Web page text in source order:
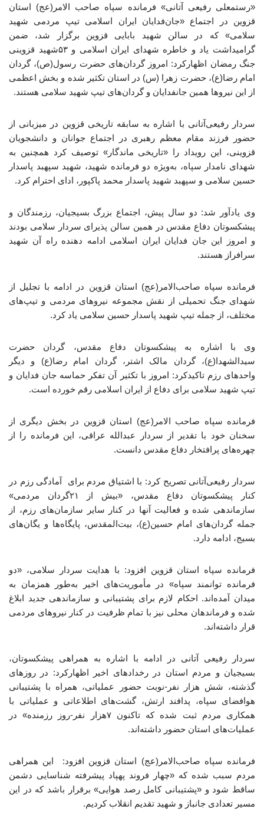
«رستمعلی رفیعی آتانی» فرمانده سپاه صاحب الامر(عج) استان
قزوین در اجتماع «جان‌فدایان ایران اسلامی تیپ مردمی شهید
سلامی» که در سالن شهید بابایی قزوین برگزار شد، ضمن
گرامیداشت یاد و خاطره شهدای ایران اسلامی و ۵۳شهید قزوینی
جنگ رمضان اظهارکرد: امروز گردان‌های حضرت رسول(ص)، گردان
امام رضا(ع)، حضرت زهرا (س) در استان تکثیر شده و بخش اعظمی
از این نیروها همین جانفدایان و گردان‌های تیپ شهید سلامی هستند.
سردار رفیعی‌آتانی با اشاره به سابقه تاریخی قزوین در میزبانی از
حضور فرزند مقام معظم رهبری در اجتماع جوانان و دانشجویان
قزوینی، این رویداد را «تاریخی ماندگار» توصیف کرد همچنین به
شهدای نامدار سپاه، به‌ویژه دو فرمانده شهید، شهید سپهبد پاسدار
حسین سلامی و سپهبد شهید پاسدار محمد پاکپور، ادای احترام کرد.
وی یادآور شد: دو سال پیش، اجتماع بزرگ بسیجیان، رزمندگان و
پیشکسوتان دفاع مقدس در همین سالن پذیرای سردار سلامی بودند
و امروز این جان فدایان ایران اسلامی ادامه دهنده راه آن شهید
سرافراز هستند.
فرمانده سپاه صاحب‌الامر(عج) استان قزوین در ادامه با تجلیل از
شهدای جنگ تحمیلی از نقش مجموعه نیروهای مردمی و تیپ‌های
مختلف، از جمله تیپ شهید پاسدار حسین سلامی یاد کرد.
وی با اشاره به پیشکسوتان دفاع مقدس، گردان حضرت
سیدالشهدا(ع)، گردان مالک اشتر، گردان امام رضا(ع) و دیگر
واحدهای رزم تاکیدکرد: امروز با تکثیر آن تفکر حماسه جان فدایان و
تیپ شهید سلامی برای دفاع از ایران اسلامی رقم خورده است.
فرمانده سپاه صاحب الامر(عج) استان قزوین در بخش دیگری از
سخنان خود با تقدیر از سردار عبدالله عراقی، این فرمانده را از
چهره‌های پرافتخار دفاع مقدس دانست.
سردار رفیعی‌آتانی تصریح کرد: با اشتیاق مردم برای آمادگی رزم در
کنار پیشکسوتان دفاع مقدس، «بیش از ۲۱گردان مردمی»
سازماندهی شده و فعالیت آنها در کنار سایر سازمان‌های رزم، از
جمله گردان‌های امام حسین(ع)، بیت‌المقدس، پایگاه‌ها و یگان‌های
بسیج، ادامه دارد.
فرمانده سپاه استان قزوین افزود: با هدایت سردار سلامی، «دو
فرمانده توانمند سپاه» در مأموریت‌های اخیر به‌طور همزمان به
میدان آمده‌اند. احکام لازم برای پشتیبانی و سازماندهی جدید ابلاغ
شده و فرماندهان محلی نیز با تمام ظرفیت در کنار نیروهای مردمی
قرار داشته‌اند.
سردار رفیعی آتانی در ادامه با اشاره به همراهی پیشکسوتان،
بسیجیان و مردم استان در رخدادهای اخیر اظهارکرد: در روزهای
گذشته، شش هزار نفر-نوبت حضور عملیاتی، همراه با پشتیبانی
هوافضای سپاه، پدافند ارتش، گشت‌های اطلاعاتی و عملیاتی با
همکاری مردم ثبت شده که تاکنون ۷هزار نفر-روز رزمنده» در
عملیات‌های استان حضور داشته‌اند.
فرمانده سپاه صاحب‌الامر(عج) استان قزوین افزود: این همراهی
مردم سبب شده که «چهار فروند پهپاد پیشرفته شناسایی دشمن
ساقط شود و «پشتیبانی کامل رصد هوایی» برقرار باشد که در این
مسیر تعدادی جانباز و شهید تقدیم انقلاب کردیم.